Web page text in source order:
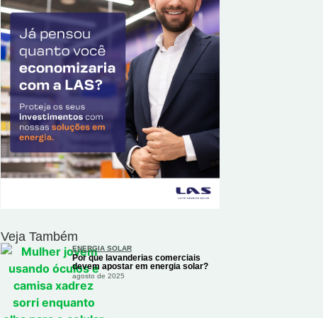
Veja Também
ENERGIA SOLAR
Por que lavanderias comerciais
devem apostar em energia solar?
agosto de 2025